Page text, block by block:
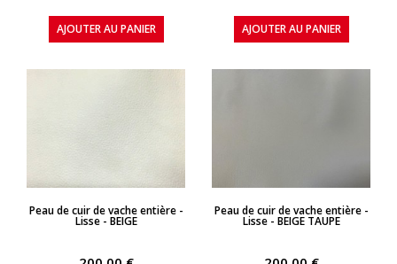
AJOUTER AU PANIER AJOUTER AU PANIER
APERÇU RAPIDE
Peau de cuir de vache entière -
Lisse - BEIGE
APERÇU RAPIDE
Peau de cuir de vache entière -
Lisse - BEIGE TAUPE